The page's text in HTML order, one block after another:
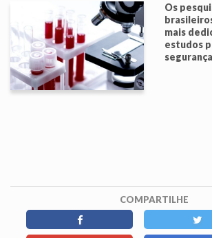
Os
mais
estudos
COMPARTILHE